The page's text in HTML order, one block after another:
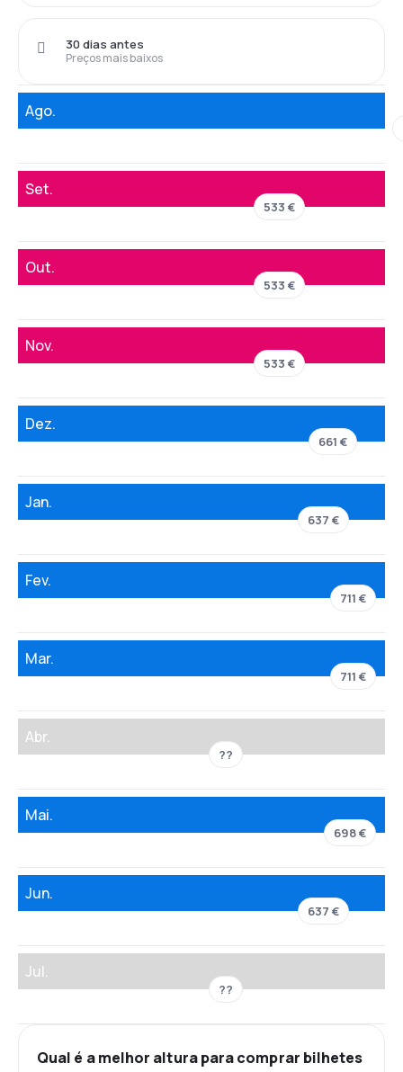
Preços mais baixos
30 dias antes
Ago.
Set.
533 €
Out.
533 €
Nov.
533 €
Dez.
661 €
Jan.
637 €
Fev.
711 €
Mar.
711 €
Abr.
??
Mai.
698 €
Jun.
637 €
Jul.
??
Qual é a melhor altura para comprar bilhetes